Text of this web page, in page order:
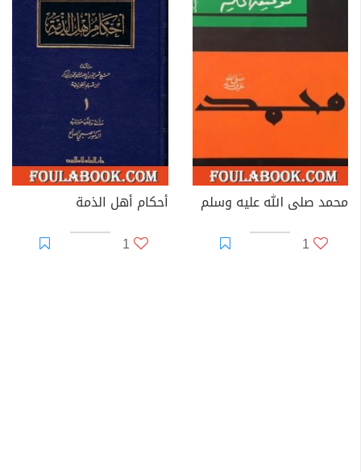
محمد صلى الله عليه وسلم
1
أحكام أهل الذمة
1